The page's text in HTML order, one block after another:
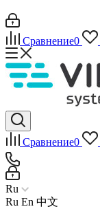
Сравнение0
Сравнение0
Ru
Ru En 中文